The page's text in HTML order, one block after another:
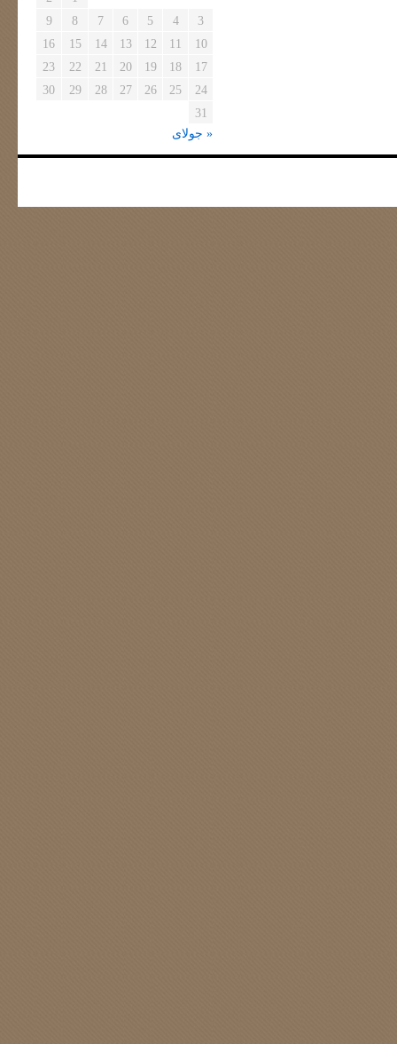
3
4
5
6
7
8
9
10
11
12
13
14
15
16
17
18
19
20
21
22
23
24
25
26
27
28
29
30
31
« جولای